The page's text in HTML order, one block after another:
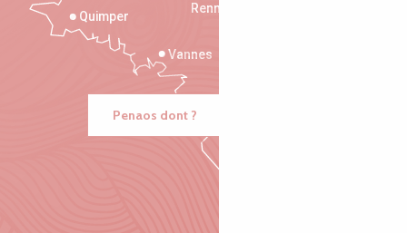
Rennes
Vannes
Quimper
Penaos dont ?